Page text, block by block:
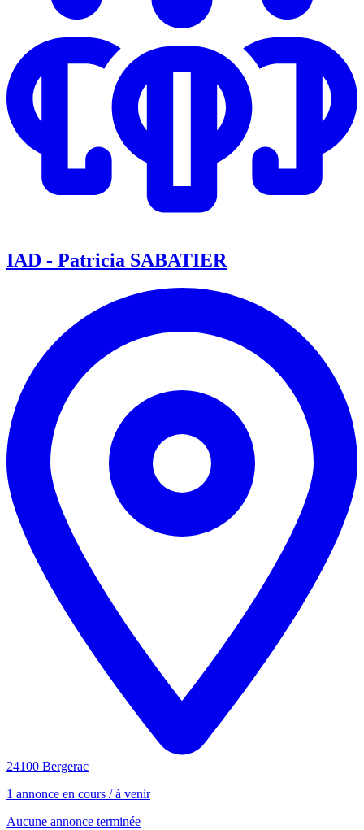
IAD - Patricia SABATIER
24100 Bergerac
1 annonce en cours / à venir
Aucune annonce terminée